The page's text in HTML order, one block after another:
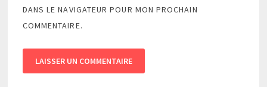
DANS LE NAVIGATEUR POUR MON PROCHAIN
COMMENTAIRE.